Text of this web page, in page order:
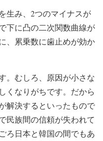
生み、2つのマイナスが
下に凸の二次関数曲線が
、累乗数に歯止めが効か
。むしろ、原因が小さな
くなりがちです。だから
解決するといったもので
民族間の信頼が失われて
ろ日本と韓国の間でもあ